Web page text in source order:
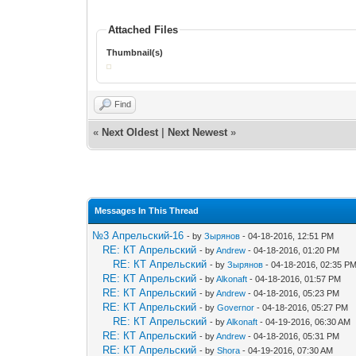
Attached Files
Thumbnail(s)
Find
« Next Oldest Next Newest »
Messages In This Thread
№3 Апрельский-16 - byЗырянов - 04-18-2016, 12:51 PM
RE: КТ Апрельский - byAndrew - 04-18-2016, 01:20 PM
RE: КТ Апрельский - byЗырянов - 04-18-2016, 02:35
RE: КТ Апрельский - byAlkonaft - 04-18-2016, 01:57 PM
RE: КТ Апрельский - byAndrew - 04-18-2016, 05:23 PM
RE: КТ Апрельский - byGovernor - 04-18-2016, 05:27 PM
RE: КТ Апрельский - byAlkonaft - 04-19-2016, 06:30 AM
RE: КТ Апрельский - byAndrew - 04-18-2016, 05:31 PM
RE: КТ Апрельский - byShora - 04-19-2016, 07:30 AM